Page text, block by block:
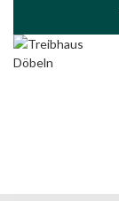
content